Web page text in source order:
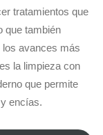
tratamientos que
que también
los avances más
la limpieza con
que permite
encías.